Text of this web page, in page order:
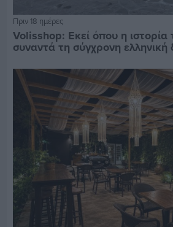
Πριν 18 ημέρες
Volisshop: Εκεί όπου η ιστορία
συναντά τη σύγχρονη ελληνική